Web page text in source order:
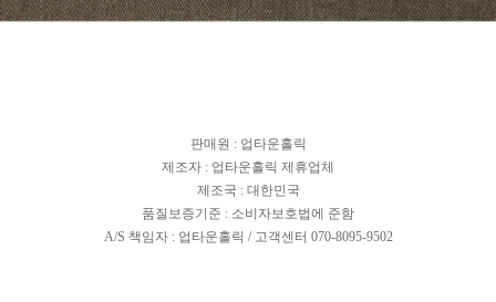
판매원 : 업타운홀릭
제조자 : 업타운홀릭 제휴업체
제조국 : 대한민국
품질보증기준 : 소비자보호법에 준함
A/S 책임자 : 업타운홀릭 / 고객센터 070-8095-9502